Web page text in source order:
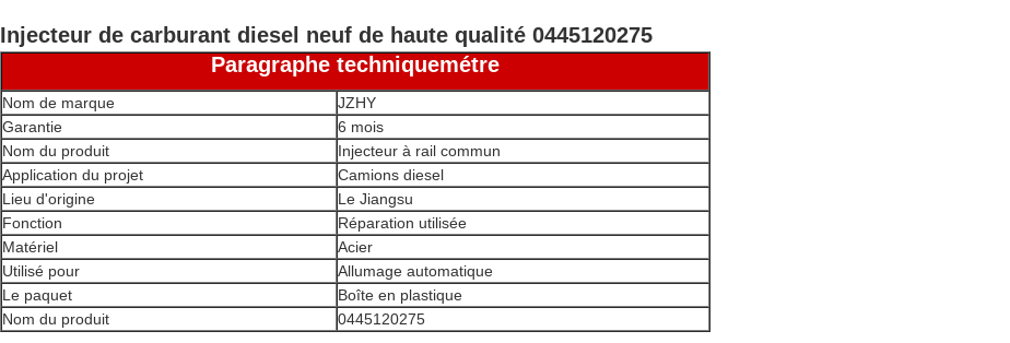
Injecteur de carburant diesel neuf de haute qualité 0445120275
Paragraphe techniquemétre
Nom de marque
JZHY
Garantie
6 mois
Nom du produit
Injecteur à rail commun
Application du projet
Camions diesel
Lieu d'origine
Le Jiangsu
Fonction
Réparation utilisée
Matériel
Acier
Utilisé pour
Allumage automatique
Le paquet
Boîte en plastique
Nom du produit
0445120275